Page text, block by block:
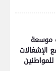
موسعة
الإشغالات